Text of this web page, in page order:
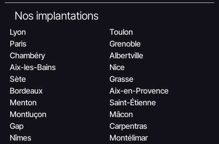
Nos implantations
Lyon
Toulon
Paris
Grenoble
Chambéry
Albertville
Aix-les-Bains
Nice
Sète
Grasse
Bordeaux
Aix-en-Provence
Menton
Saint-Étienne
Montluçon
Mâcon
Gap
Carpentras
Nîmes
Montélimar